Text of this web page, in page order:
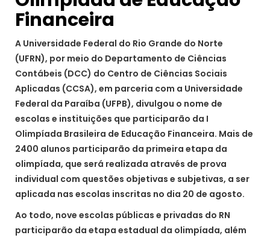
Financeira
A Universidade Federal do Rio Grande do Norte
(UFRN), por meio do Departamento de Ciências
Contábeis (DCC) do Centro de Ciências Sociais
Aplicadas (CCSA), em parceria com a Universidade
Federal da Paraíba (UFPB), divulgou o nome de
escolas e instituições que participarão da I
Olimpíada Brasileira de Educação Financeira. Mais de
2400 alunos participarão da primeira etapa da
olimpíada, que será realizada através de prova
individual com questões objetivas e subjetivas, a ser
aplicada nas escolas inscritas no dia 20 de agosto.
Ao todo, nove escolas públicas e privadas do RN
participarão da etapa estadual da olimpíada, além